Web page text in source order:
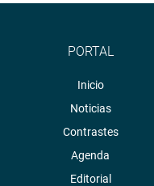
PORTAL
Inicio
Noticias
Contrastes
Agenda
Editorial